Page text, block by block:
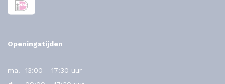
Openingstijden
ma.
13:00 - 17:30 uur